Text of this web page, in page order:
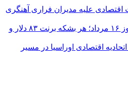
اقتصادی علیه مدیران فراری آهنگری
قیمت جهانی نفت امروز ۱۶ مرداد؛ هر بشکه برنت ۸۳ دلار و
اقتصادی اوراسیا در مسیر